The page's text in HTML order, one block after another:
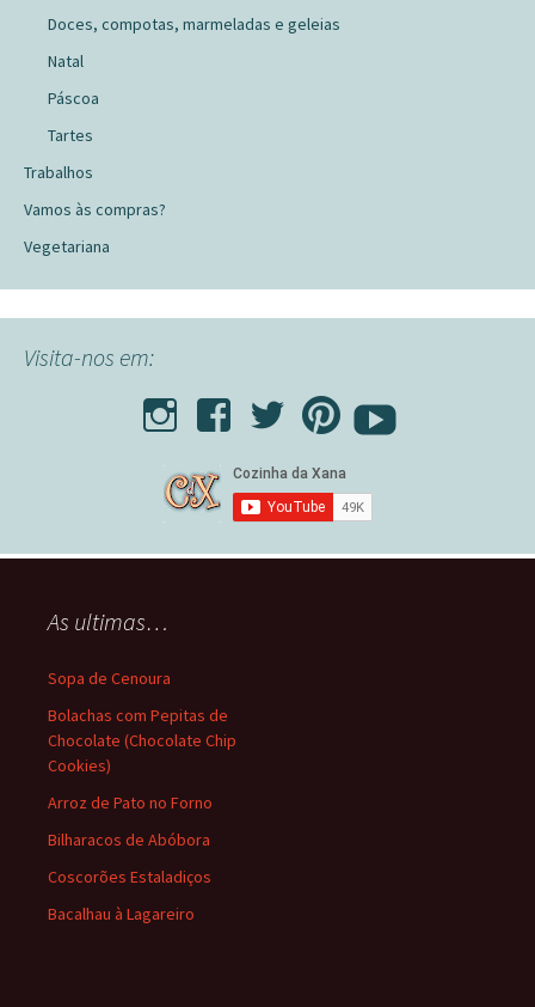
Doces, compotas, marmeladas e geleias
Natal
Páscoa
Tartes
Trabalhos
Vamos às compras?
Vegetariana
Visita-nos em:
As ultimas…
Sopa de Cenoura
Bolachas com Pepitas de
Chocolate (Chocolate Chip
Cookies)
Arroz de Pato no Forno
Bilharacos de Abóbora
Coscorões Estaladiços
Bacalhau à Lagareiro